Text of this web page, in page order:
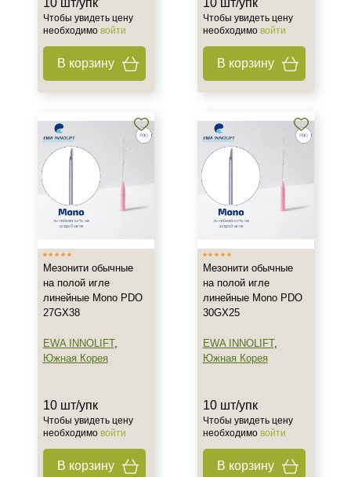
Мезонити
Показать еще
Все типы кожи
Зрелая
Действие
Укрепление
Назначение против
Возрастные изменения
Морщины
Результат
Восстановление контуров лица
Лифтинг
10 шт/упк
Чтобы увидеть цену
необходимо войти
В корзину
10 шт/упк
Чтобы увидеть цену
необходимо войти
В корзину
Мезонити обычные
на полой игле
линейные Mono PDO
27GX38
EWA INNOLIFT,
Южная Корея
10 шт/упк
Чтобы увидеть цену
необходимо войти
В корзину
Мезонити обычные
на полой игле
линейные Mono PDO
30GX25
EWA INNOLIFT,
Южная Корея
10 шт/упк
Чтобы увидеть цену
необходимо войти
В корзину